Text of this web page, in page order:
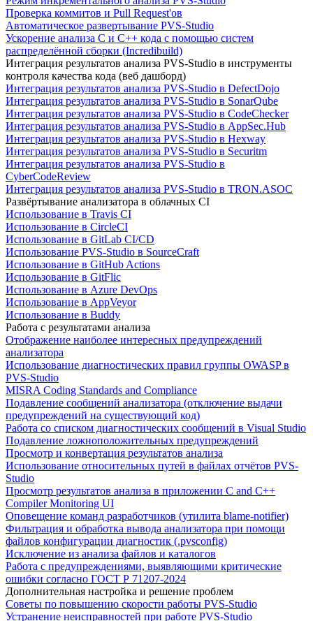
Проверка коммитов и Pull Request'ов
Автоматическое развертывание PVS-Studio
Ускорение анализа C и C++ кода с помощью систем
распределённой сборки (Incredibuild)
Интеграция результатов анализа PVS-Studio в инструменты
контроля качества кода (веб дашборд)
Интеграция результатов анализа PVS-Studio в DefectDojo
Интеграция результатов анализа PVS-Studio в SonarQube
Интеграция результатов анализа PVS-Studio в CodeChecker
Интеграция результатов анализа PVS-Studio в AppSec.Hub
Интеграция результатов анализа PVS-Studio в Hexway
Интеграция результатов анализа PVS-Studio в Securitm
Интеграция результатов анализа PVS-Studio в
CyberCodeReview
Интеграция результатов анализа PVS-Studio в TRON.ASOC
Развёртывание анализатора в облачных CI
Использование в Travis CI
Использование в CircleCI
Использование в GitLab CI/CD
Использование PVS-Studio в SourceCraft
Использование в GitHub Actions
Использование в GitFlic
Использование в Azure DevOps
Использование в AppVeyor
Использование в Buddy
Работа с результатами анализа
Отображение наиболее интересных предупреждений
анализатора
Использование диагностических правил группы OWASP в
PVS-Studio
MISRA Coding Standards and Compliance
Подавление сообщений анализатора (отключение выдачи
предупреждений на существующий код)
Работа со списком диагностических сообщений в Visual Studio
Подавление ложноположительных предупреждений
Просмотр и конвертация результатов анализа
Использование относительных путей в файлах отчётов PVS-
Studio
Просмотр результатов анализа в приложении C and C++
Compiler Monitoring UI
Оповещение команд разработчиков (утилита blame-notifier)
Фильтрация и обработка вывода анализатора при помощи
файлов конфигурации диагностик (.pvsconfig)
Исключение из анализа файлов и каталогов
Работа с предупреждениями, выявляющими критические
ошибки согласно ГОСТ Р 71207-2024
Дополнительная настройка и решение проблем
Советы по повышению скорости работы PVS-Studio
Устранение неисправностей при работе PVS-Studio